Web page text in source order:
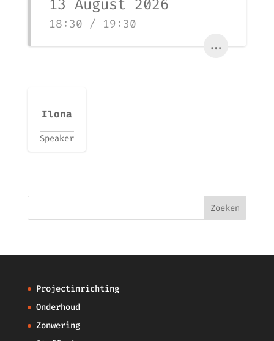
13 August 2026
18:30 / 19:30
...
Ilona
Speaker
Projectinrichting
Onderhoud
Zonwering